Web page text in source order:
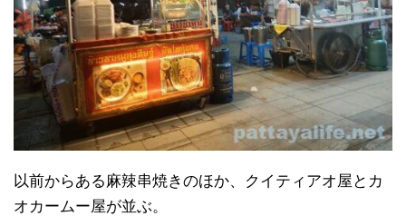
以前からある麻辣串焼きのほか、クイティアオ屋とカ
オカームー屋が並ぶ。